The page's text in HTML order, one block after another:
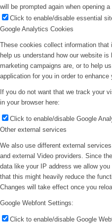
will be prompted again when opening
Click to enable/disable essential
Google Analytics Cookies
These cookies collect information that
help us understand how our website
marketing campaigns are, or to help
application for you in order to enhance
If you do not want that we track your
in your browser here:
Click to enable/disable Google
Other external services
We also use different external
and external Video providers. Since
data like your IP address we allow
that this might heavily reduce the
Changes will take effect once you
Google Webfont Settings:
Click to enable/disable Google